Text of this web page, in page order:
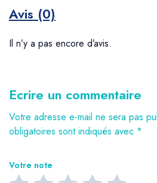
Avis (0)
Il n’y a pas encore d’avis.
Ecrire un commentaire
Votre adresse e-mail ne sera pas
obligatoires sont indiqués avec *
Votre note